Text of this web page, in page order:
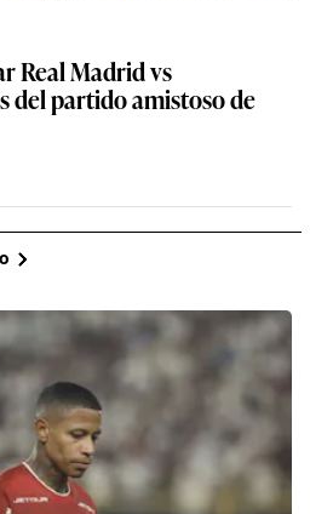
Real Madrid vs
del partido amistoso de